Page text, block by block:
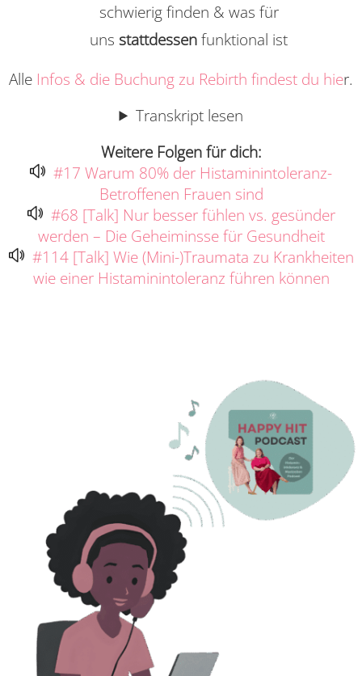
schwierig finden & was für
uns stattdessenfunktional ist
Alle Infos & die Buchung zu Rebirth findest du hier.
Transkript lesen
Weitere Folgen für dich:
#17 Warum 80% der Histaminintoleranz-
Betroffenen Frauen sind
#68 [Talk] Nur besser fühlen vs. gesünder
werden – Die Geheiminsse für Gesundheit
#114 [Talk] Wie (Mini-)Traumata zu Krankheiten
wie einer Histaminintoleranz führen können